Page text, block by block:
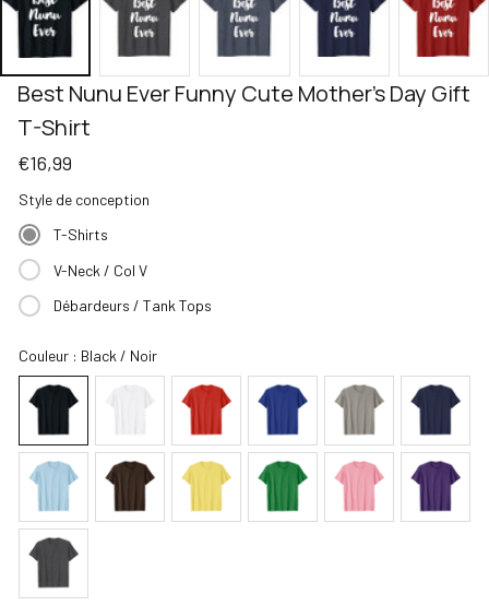
Best Nunu Ever Funny Cute Mother's Day Gift
T-Shirt
€16,99
Style de conception
T-Shirts
V-Neck / Col V
Débardeurs / Tank Tops
Couleur : Black / Noir